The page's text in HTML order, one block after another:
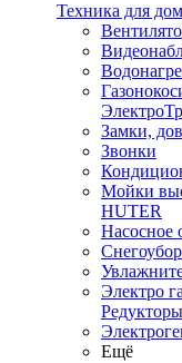
Техника для
Замки,
Звонки
Мойки
HUTER
Насосное
Электро
Ещё